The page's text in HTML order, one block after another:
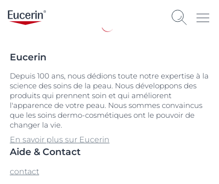
Eucerin
Depuis 100 ans, nous dédions toute notre expertise à la
science des soins de la peau. Nous développons des
produits qui prennent soin et qui améliorent
l'apparence de votre peau. Nous sommes convaincus
que les soins dermo-cosmétiques ont le pouvoir de
changer la vie.
En savoir plus sur Eucerin
Aide & Contact
contact